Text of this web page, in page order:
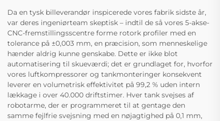
Da en tysk billeverandør inspicerede vores fabrik sidste år,
var deres ingeniørteam skeptisk – indtil de så vores 5-akse-
CNC-fremstillingsscentre forme rotork profiler med en
tolerance på ±0,003 mm, en præcision, som menneskelige
hænder aldrig kunne genskabe. Dette er ikke blot
automatisering til skueværdi; det er grundlaget for, hvorfor
vores luftkompressorer og tankmonteringer konsekvent
leverer en volumetrisk effektivitet på 99,2 % uden intern
lækkage i over 40.000 driftstimer. Hver tank svejses af
robotarme, der er programmeret til at gentage den
samme fejlfrie svejsning med en nøjagtighed på 0,1 mm,